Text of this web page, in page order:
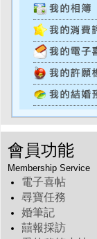
會員功能
Membership Service
電子喜帖
尋寶任務
婚筆記
囍報採訪